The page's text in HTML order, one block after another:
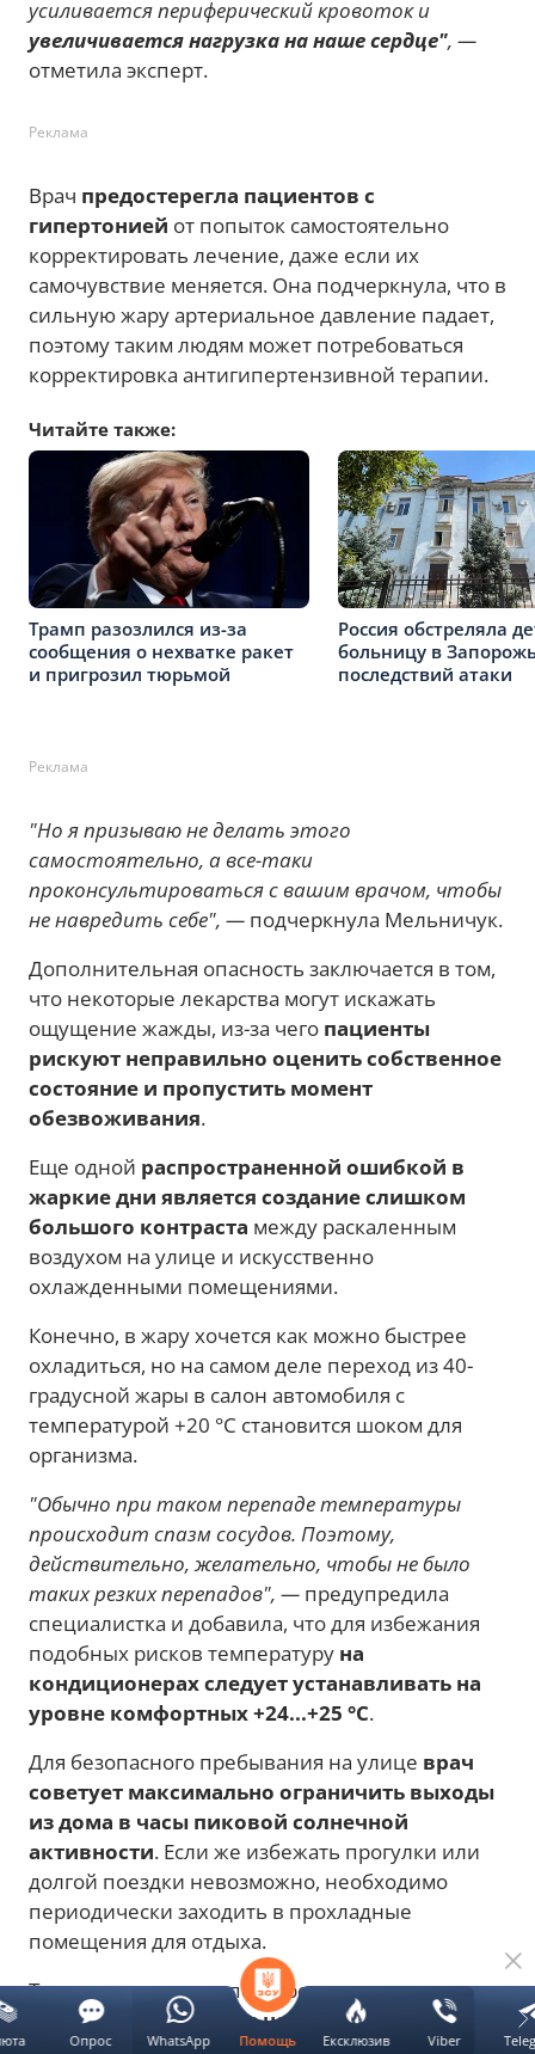
усиливается периферический кровоток и
увеличивается нагрузка на наше сердце", —
отметила эксперт.
Реклама
Врач предостерегла пациентов с
гипертонией от попыток самостоятельно
корректировать лечение, даже если их
самочувствие меняется. Она подчеркнула, что в
сильную жару артериальное давление падает,
поэтому таким людям может потребоваться
корректировка антигипертензивной терапии.
Читайте также:
Трамп разозлился из-за
сообщения о нехватке ракет
и пригрозил тюрьмой
Россия обстреляла
больницу в
последствий атаки
Реклама
"Но я призываю не делать этого
самостоятельно, а все-таки
проконсультироваться с вашим врачом, чтобы
не навредить себе", — подчеркнула Мельничук.
Дополнительная опасность заключается в том,
что некоторые лекарства могут искажать
ощущение жажды, из-за чего пациенты
рискуют неправильно оценить собственное
состояние и пропустить момент
обезвоживания.
Еще одной распространенной ошибкой в
жаркие дни является создание слишком
большого контраста между раскаленным
воздухом на улице и искусственно
охлажденными помещениями.
Конечно, в жару хочется как можно быстрее
охладиться, но на самом деле переход из 40-
градусной жары в салон автомобиля с
температурой +20 °C становится шоком для
организма.
"Обычно при таком перепаде температуры
происходит спазм сосудов. Поэтому,
действительно, желательно, чтобы не было
таких резких перепадов", — предупредила
специалистка и добавила, что для избежания
подобных рисков температуру на
кондиционерах следует устанавливать на
уровне комфортных +24...+25 °C.
Для безопасного пребывания на улице врач
советует максимально ограничить выходы
из дома в часы пиковой солнечной
активности. Если же избежать прогулки или
долгой поездки невозможно, необходимо
периодически заходить в прохладные
помещения для отдыха.
Также снизить риск перегрева поможет
свободная одежда из натуральных тканей
Помощь Ексклюзив Viber
Опрос WhatsApp